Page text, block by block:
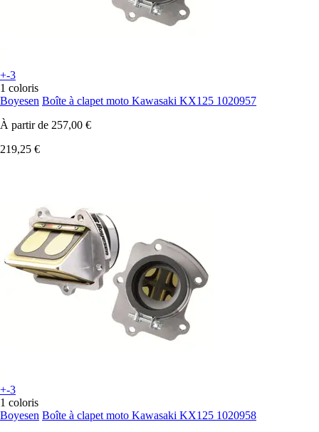
+-3
1 coloris
Boyesen Boîte à clapet moto Kawasaki KX125 1020957
À partir de 257,00 €
219,25 €
+-3
1 coloris
Boyesen Boîte à clapet moto Kawasaki KX125 1020958